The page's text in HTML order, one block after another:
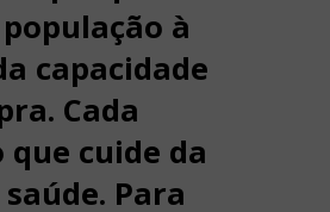
à
capacidade
Cada
que cuide da
Para